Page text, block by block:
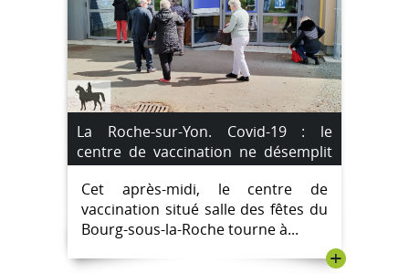
La Roche-sur-Yon. Covid-19 : le
centre de vaccination ne désemplit
pas.
Cet après-midi, le centre de
vaccination situé salle des fêtes du
Bourg-sous-la-Roche tourne à...
+